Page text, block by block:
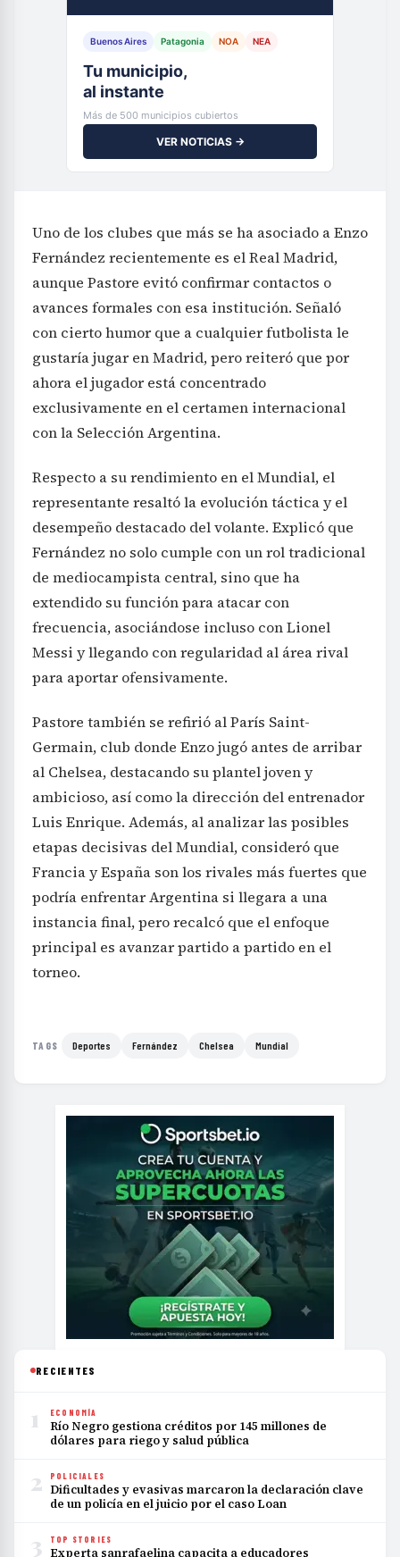
Buenos Aires Patagonia NOA NEA
Tu municipio,
al instante
Más de 500 municipios cubiertos
VER NOTICIAS →
Uno de los clubes que más se ha asociado a Enzo
Fernández recientemente es el Real Madrid,
aunque Pastore evitó confirmar contactos o
avances formales con esa institución. Señaló
con cierto humor que a cualquier futbolista le
gustaría jugar en Madrid, pero reiteró que por
ahora el jugador está concentrado
exclusivamente en el certamen internacional
con la Selección Argentina.
Respecto a su rendimiento en el Mundial, el
representante resaltó la evolución táctica y el
desempeño destacado del volante. Explicó que
Fernández no solo cumple con un rol tradicional
de mediocampista central, sino que ha
extendido su función para atacar con
frecuencia, asociándose incluso con Lionel
Messi y llegando con regularidad al área rival
para aportar ofensivamente.
Pastore también se refirió al París Saint-
Germain, club donde Enzo jugó antes de arribar
al Chelsea, destacando su plantel joven y
ambicioso, así como la dirección del entrenador
Luis Enrique. Además, al analizar las posibles
etapas decisivas del Mundial, consideró que
Francia y España son los rivales más fuertes que
podría enfrentar Argentina si llegara a una
instancia final, pero recalcó que el enfoque
principal es avanzar partido a partido en el
torneo.
TAGS Deportes Fernández Chelsea Mundial
RECIENTES
1 ECONOMÍA
Río Negro gestiona créditos por 145 millones de
dólares para riego y salud pública
2 POLICIALES
Dificultades y evasivas marcaron la declaración clave
de un policía en el juicio por el caso Loan
3 TOP STORIES
Experta sanrafaelina capacita a educadores